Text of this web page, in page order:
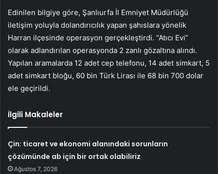
Edinilen bilgiye göre, Şanlıurfa İl Emniyet Müdürlüğü
iletişim yoluyla dolandırıcılık yapan şahıslara yönelik
Harran ilçesinde operasyon gerçekleştirdi. “Atıcı Evi”
olarak adlandırılan operasyonda 2 zanlı gözaltına alındı.
Yapılan aramalarda 12 adet cep telefonu, 14 adet simkart, 5
adet simkart bloğu, 60 bin Türk Lirası ile 68 bin 700 dolar
ele geçirildi.
İlgili Makaleler
Çin: ticaret ve ekonomi alanındaki sorunların
çözümünde ab için bir ortak olabiliriz
Ağustos 7, 2026